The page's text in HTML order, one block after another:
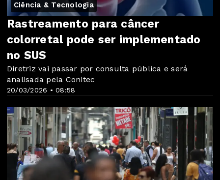
Ciência & Tecnologia
20/03/2026 • 08:58
Rastreamento para câncer
colorretal pode ser implementado
no SUS
Diretriz vai passar por consulta pública e será
analisada pela Conitec